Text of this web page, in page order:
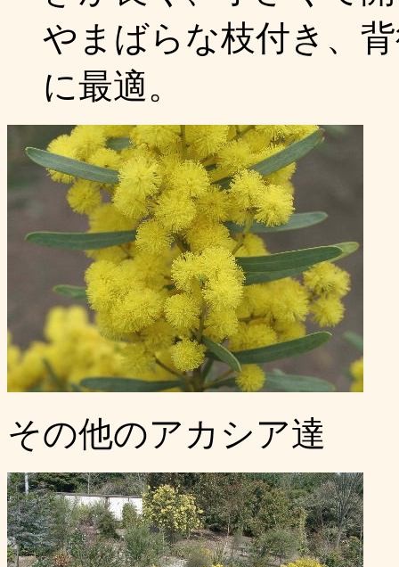
やまばらな枝付き、
に最適。
その他のアカシア達